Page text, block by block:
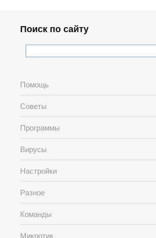
Поиск по сайту
Помощь
Советы
Программы
Вирусы
Настройки
Разное
Команды
Микротик